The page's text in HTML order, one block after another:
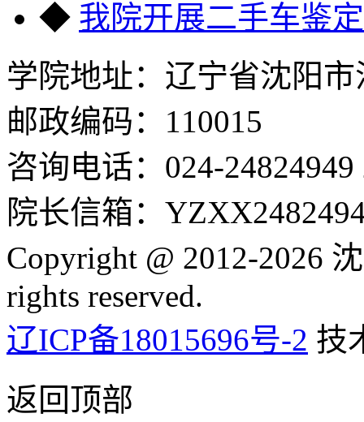
◆ 我院开展二手车鉴
学院地址：辽宁省沈阳
邮政编码：110015
咨询电话：024-24824949
院长信箱：
Copyright @ 2012-2026
rights reserved.
辽ICP备18015696号-2 技
返回顶部